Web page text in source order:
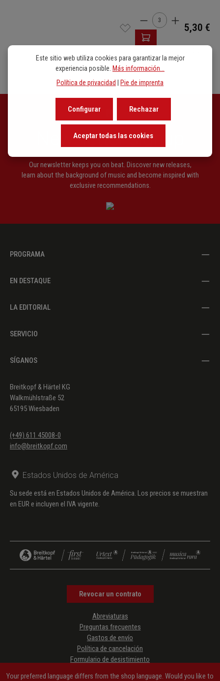
Cantidad del
5,30 €
Newsletter signup
Our newsletter keeps you on beat. Discover new releases,
learn about the background of music and become inspired with
exclusive recommendations.
PROGRAMA
EN DESTAQUE
LA EDITORIAL
SERVICIO
SÍGANOS
Breitkopf & Härtel KG
Walkmühlstraße 52
65195 Wiesbaden
(+49) 611 45008-0
info@breitkopf.com
Estados Unidos de América
Su sede está en Estados Unidos de América. Los precios se muestran
en EUR e incluyen el IVA vigente.
Revocar un contrato
Abreviaturas
Preguntas frecuentes
Gastos de envío
Política de cancelación
Formulario de desistimiento
Your preferred language differs from the shop language. Would you like to
Este sitio web utiliza cookies para garantizar la mejor
experiencia posible. Más información...
Política de privacidad | Pie de imprenta
Rechazar
Configurar
Aceptar todas las cookies